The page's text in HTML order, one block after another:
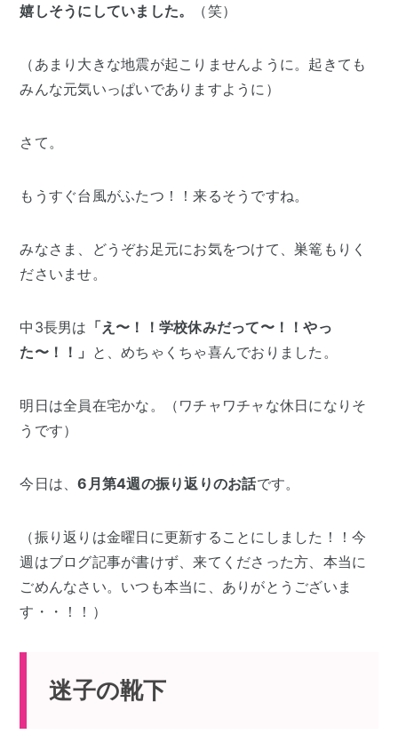
嬉しそうにしていました。
（笑）
（あまり大きな地震が起こりませんように。起きても
みんな元気いっぱいでありますように）
さて。
もうすぐ台風がふたつ！！来るそうですね。
みなさま、どうぞお足元にお気をつけて、巣篭もりく
ださいませ。
中3長男は 「え〜！！学校休みだって〜！！やっ
た〜！！」 と、めちゃくちゃ喜んでおりました。
明日は全員在宅かな。（ワチャワチャな休日になりそ
うです）
今日は、6月第4週の振り返りのお話です。
（振り返りは金曜日に更新することにしました！！今
週はブログ記事が書けず、来てくださった方、本当に
ごめんなさい。いつも本当に、ありがとうございま
す・・！！）
迷子の靴下